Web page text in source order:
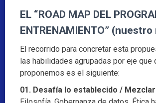
EL “ROAD MAP DEL
ENTRENAMIENTO”
El recorrido para concretar esta
las habilidades agrupadas por eje que
proponemos es el siguiente:
01. Desafía lo establecido /